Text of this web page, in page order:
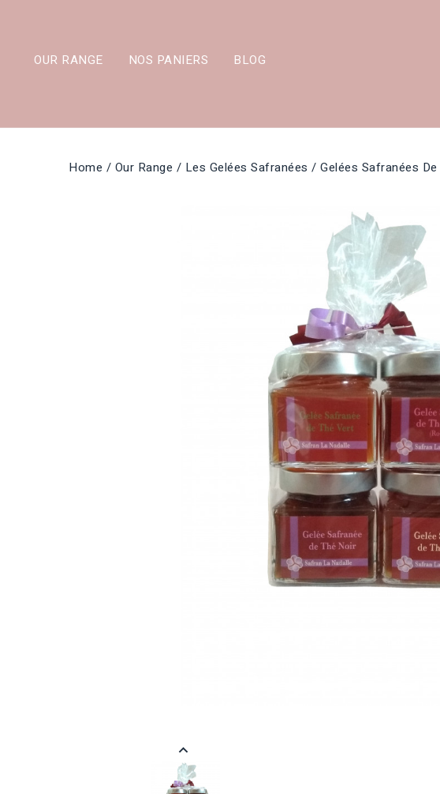
OUR RANGE NOS PANIERS BLOG
Home Our Range Les Gelées Safranées Gelées Safranées